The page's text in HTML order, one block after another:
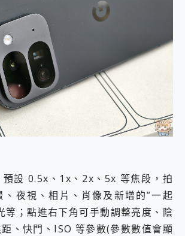
預設 0.5x、1x、2x、5x 等焦段，拍
、夜視、相片、肖像及新增的”一起
等；點進右下角可手動調整亮度、陰
、快門、ISO 等參數(參數數值會顯